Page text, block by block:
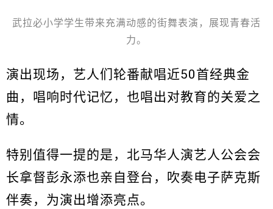
武拉必小学学生带来充满动感的街舞表演，展现青春活
力。
演出现场，艺人们轮番献唱近50首经典金
曲，唱响时代记忆，也唱出对教育的关爱之
情。
特别值得一提的是，北马华人演艺人公会会
长拿督彭永添也亲自登台，吹奏电子萨克斯
伴奏，为演出增添亮点。